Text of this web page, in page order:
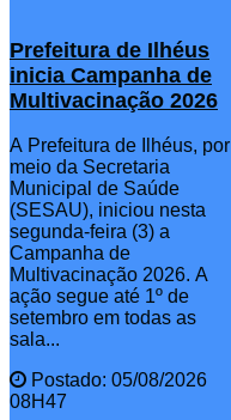
Prefeitura de Ilhéus
inicia Campanha de
Multivacinação 2026
A Prefeitura de Ilhéus, por
meio da Secretaria
Municipal de Saúde
(SESAU), iniciou nesta
segunda-feira (3) a
Campanha de
Multivacinação 2026. A
ação segue até 1º de
setembro em todas as
sala...
Postado: 05/08/2026
08H47